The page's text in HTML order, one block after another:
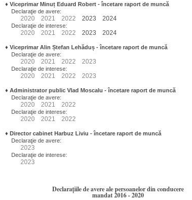
♦ Viceprimar Minuț Eduard Robert- încetare raport de muncă
Declaraţie de avere:
2020 2021 2022 2023 2024
Declaraţie de interese:
2020 2021 2022 2023 2024
♦ Viceprimar Alin Ștefan Lehăduș- încetare raport de muncă
Declaraţie de avere:
2020 2021 2022 2023
Declaraţie de interese:
2020 2021 2022 2023
♦ Administrator public Vlad Moscalu - încetare raport de muncă
Declaraţie de avere:
2020 2021 2022
Declaraţie de interese:
2020 2021 2022
♦ Director cabinet Harbuz Liviu - încetare raport de muncă
Declaraţie de avere:
2023
Declaraţie de interese:
2023
Declarațiile de avere ale persoanelor din conducere
mandat 2016 - 2020